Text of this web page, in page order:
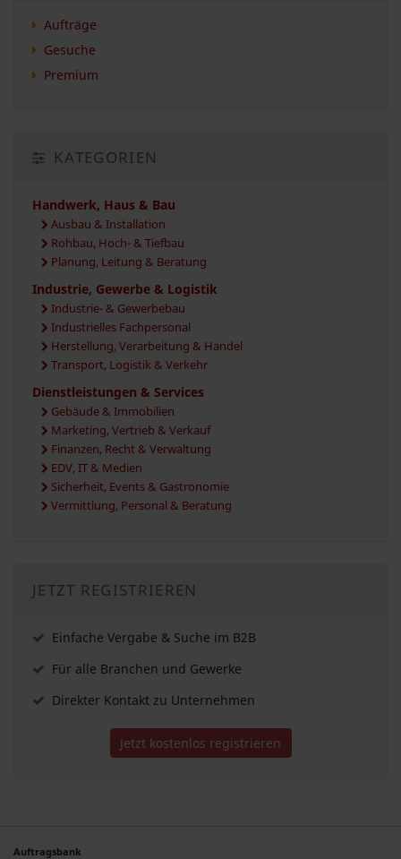
Aufträge
Gesuche
Premium
KATEGORIEN
Handwerk, Haus & Bau
Ausbau & Installation
Rohbau, Hoch- & Tiefbau
Planung, Leitung & Beratung
Industrie, Gewerbe & Logistik
Industrie- & Gewerbebau
Industrielles Fachpersonal
Herstellung, Verarbeitung & Handel
Transport, Logistik & Verkehr
Dienstleistungen & Services
Gebäude & Immobilien
Marketing, Vertrieb & Verkauf
Finanzen, Recht & Verwaltung
EDV, IT & Medien
Sicherheit, Events & Gastronomie
Vermittlung, Personal & Beratung
JETZT REGISTRIEREN
Einfache Vergabe & Suche im B2B
Für alle Branchen und Gewerke
Direkter Kontakt zu Unternehmen
Jetzt kostenlos registrieren
Auftragsbank